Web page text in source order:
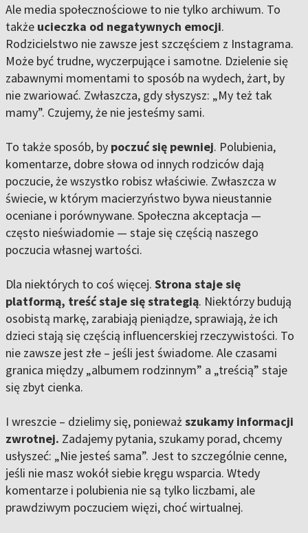
Ale media społecznościowe to nie tylko archiwum. To
także ucieczka od negatywnych emocji.
Rodzicielstwo nie zawsze jest szczęściem z Instagrama.
Może być trudne, wyczerpujące i samotne. Dzielenie się
zabawnymi momentami to sposób na wydech, żart, by
nie zwariować. Zwłaszcza, gdy słyszysz: „My też tak
mamy”. Czujemy, że nie jesteśmy sami.
To także sposób, by poczuć się pewniej. Polubienia,
komentarze, dobre słowa od innych rodziców dają
poczucie, że wszystko robisz właściwie. Zwłaszcza w
świecie, w którym macierzyństwo bywa nieustannie
oceniane i porównywane. Społeczna akceptacja —
często nieświadomie — staje się częścią naszego
poczucia własnej wartości.
Dla niektórych to coś więcej. Strona staje się
platformą, treść staje się strategią. Niektórzy budują
osobistą markę, zarabiają pieniądze, sprawiają, że ich
dzieci stają się częścią influencerskiej rzeczywistości. To
nie zawsze jest złe – jeśli jest świadome. Ale czasami
granica między „albumem rodzinnym” a „treścią” staje
się zbyt cienka.
I wreszcie – dzielimy się, ponieważszukamy informacji
zwrotnej. Zadajemy pytania, szukamy porad, chcemy
usłyszeć: „Nie jesteś sama”. Jest to szczególnie cenne,
jeśli nie masz wokół siebie kręgu wsparcia. Wtedy
komentarze i polubienia nie są tylko liczbami, ale
prawdziwym poczuciem więzi, choć wirtualnej.